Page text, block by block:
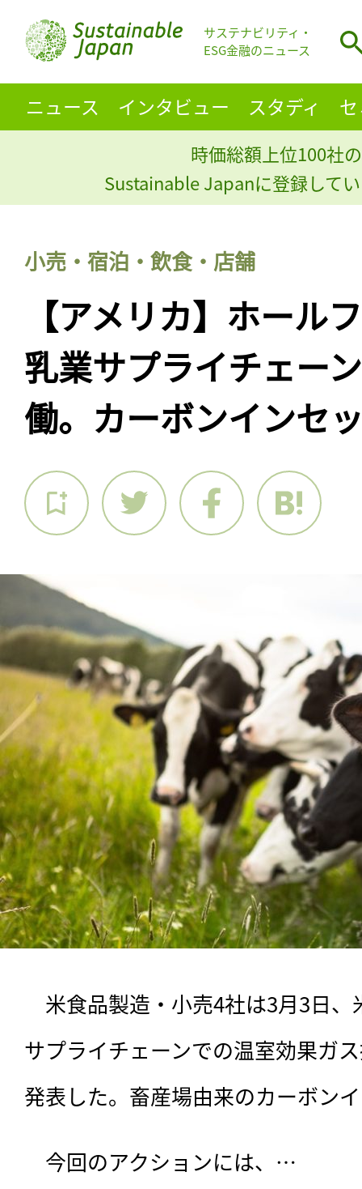
サステナビリティ・
ESG金融のニュース
ニュース インタビュー スタディ
時価総額上位100社
Sustainable Japanに登録して
小売・宿泊・飲食・店舗
【アメリカ】ホール
乳業サプライチェー
働。カーボンインセ
米食品製造・小売4社は3月3日、
サプライチェーンでの温室効果ガ
発表した。畜産場由来のカーボン
今回のアクションには、…